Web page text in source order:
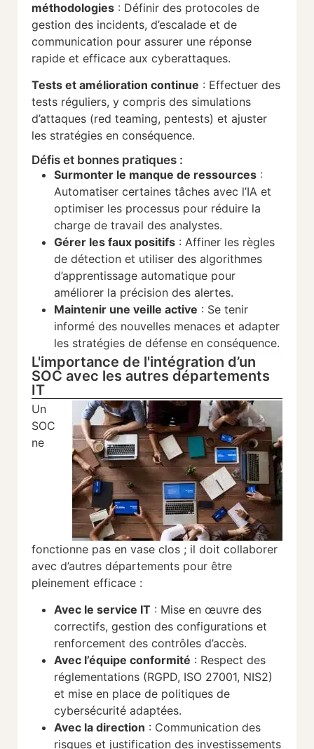
méthodologies : Définir des protocoles de
gestion des incidents, d’escalade et de
communication pour assurer une réponse
rapide et efficace aux cyberattaques.
Tests et amélioration continue : Effectuer des
tests réguliers, y compris des simulations
d’attaques (red teaming, pentests) et ajuster
les stratégies en conséquence.
Défis et bonnes pratiques :
Surmonter le manque de ressources :
Automatiser certaines tâches avec l’IA et
optimiser les processus pour réduire la
charge de travail des analystes.
Gérer les faux positifs : Affiner les règles
de détection et utiliser des algorithmes
d’apprentissage automatique pour
améliorer la précision des alertes.
Maintenir une veille active : Se tenir
informé des nouvelles menaces et adapter
les stratégies de défense en conséquence.
L'importance de l'intégration d’un
SOC avec les autres départements
IT
Un
SOC
ne
fonctionne pas en vase clos ; il doit collaborer
avec d’autres départements pour être
pleinement efficace :
Avec le service IT : Mise en œuvre des
correctifs, gestion des configurations et
renforcement des contrôles d’accès.
Avec l’équipe conformité : Respect des
réglementations (RGPD, ISO 27001, NIS2)
et mise en place de politiques de
cybersécurité adaptées.
Avec la direction : Communication des
risques et justification des investissements